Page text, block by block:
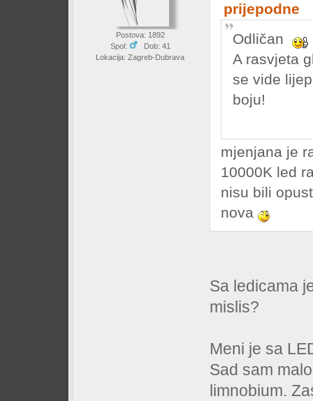
Postova: 1892
Spol:
Dob: 41
Lokacija: Zagreb-Dubrava
prijepodne
Odličan
A rasvjeta
se vide
boju!
mjenjana je
10000K led
nisu bili
nova
Sa ledicama
mislis?
Meni je sa
Sad sam
limnobium.